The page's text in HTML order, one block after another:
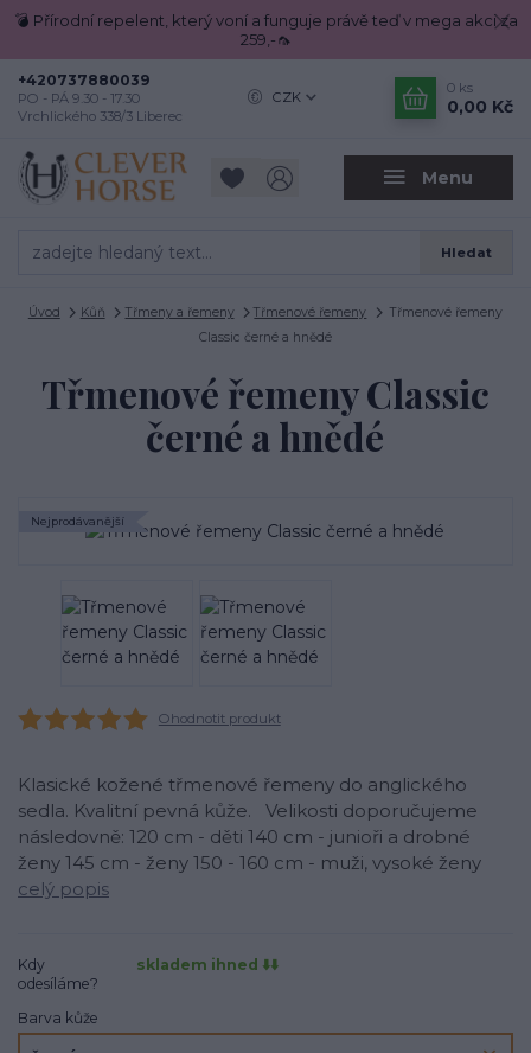
💣 Přírodní repelent, který voní a funguje právě teď v mega akci za
259,-🦟
Menu
CZK
Hledat
+420737880039
PO - PÁ 9.30 - 17.30
Vrchlického 338/3 Liberec
0 ks
0,00 Kč
Úvod Kůň Třmeny a řemeny Třmenové řemeny
Třmenové řemeny
Classic černé a hnědé
Třmenové řemeny Classic
černé a hnědé
Nejprodávanější
Ohodnotit produkt
Klasické kožené třmenové řemeny do anglického
sedla. Kvalitní pevná kůže. Velikosti doporučujeme
následovně: 120 cm - děti 140 cm - junioři a drobné
ženy 145 cm - ženy 150 - 160 cm - muži, vysoké ženy
celý popis
Kdy
odesíláme?
skladem ihned ⬇️⬇️
Barva kůže